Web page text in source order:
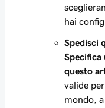
hai
Spedisci
Specifica
questo
valide
mondo,